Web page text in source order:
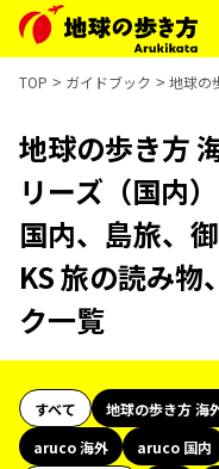
TOP ガイドブック 地球の
地球の歩き方
リーズ（国内
国内、島旅、
KS 旅の読み物
ク一覧
すべて 地球の歩き方 海
aruco 海外
aruco 国内